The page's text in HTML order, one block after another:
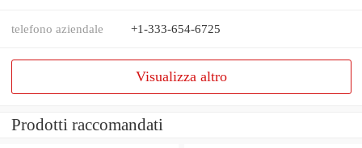
telefono aziendale +1-333-654-6725
Visualizza altro
Prodotti raccomandati